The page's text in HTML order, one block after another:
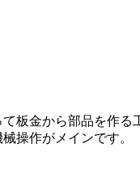
板金から部品を作る
操作がメインです。